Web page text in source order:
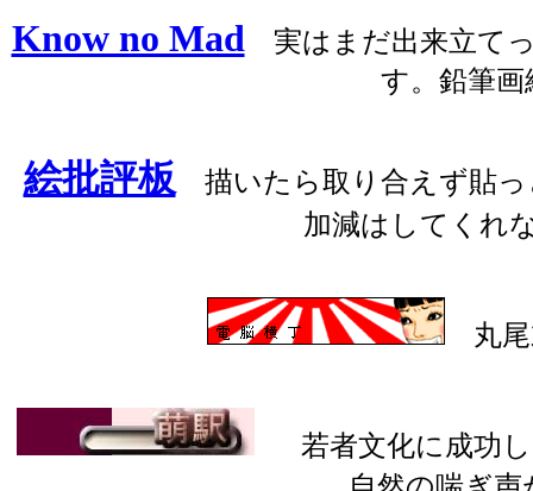
Know no Mad 実はまだ出来立て
す。鉛筆
絵批評板 描いたら取り合えず貼っ
加減はしてくれ
丸尾
若者文化に成功